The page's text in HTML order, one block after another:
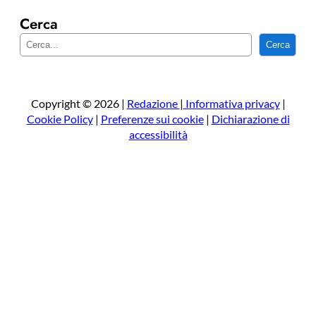
Cerca
e
a
Cerca
Copyright © 2026 | Redazione | Informativa privacy|
Cookie Policy| Preferenze sui cookie| Dichiarazione di
accessibilità